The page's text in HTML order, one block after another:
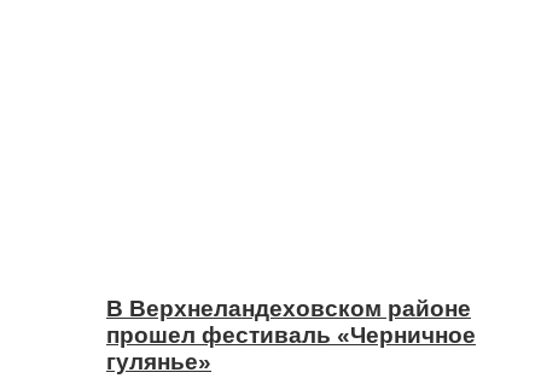
В Верхнеландеховском районе
прошел фестиваль «Черничное
гулянье»